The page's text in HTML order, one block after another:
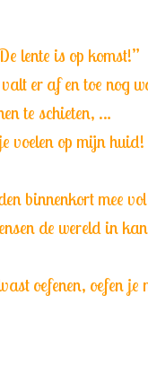
lente is op komst!”
er af en toe nog
te schieten, …
voelen op mijn huid!
binnenkort mee
de wereld in
oefenen, oefen je